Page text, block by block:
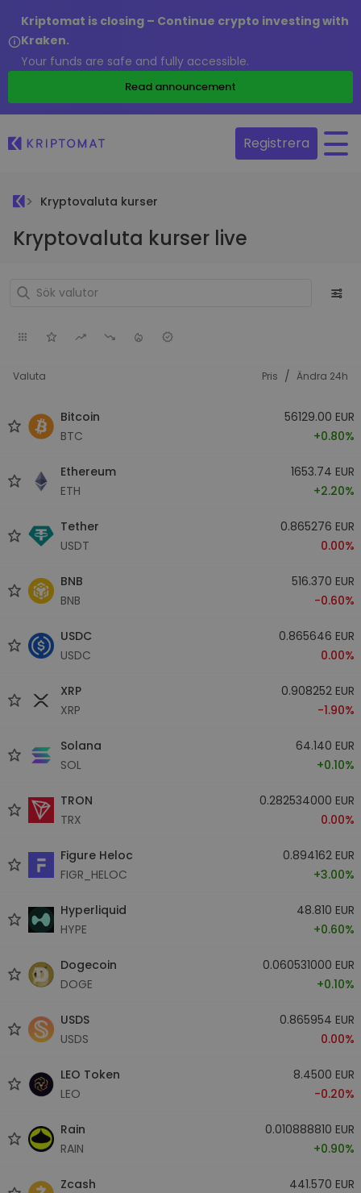
Kriptomat is closing – Continue crypto investing with
Kraken.
Your funds are safe and fully accessible.
Read announcement
Registrera
Kryptovaluta kurser
Kryptovaluta kurser live
Valuta Pris / Ändra 24h
Bitcoin
BTC
56129.00 EUR
+0.80%
Ethereum
ETH
1653.74 EUR
+2.20%
Tether
USDT
0.865276 EUR
0.00%
BNB
BNB
516.370 EUR
-0.60%
USDC
USDC
0.865646 EUR
0.00%
XRP
XRP
0.908252 EUR
-1.90%
Solana
SOL
64.140 EUR
+0.10%
TRON
TRX
0.282534000 EUR
0.00%
Figure Heloc
FIGR_HELOC
0.894162 EUR
+3.00%
Hyperliquid
HYPE
48.810 EUR
+0.60%
Dogecoin
DOGE
0.060531000 EUR
+0.10%
USDS
USDS
0.865954 EUR
0.00%
LEO Token
LEO
8.4500 EUR
-0.20%
Rain
RAIN
0.010888810 EUR
+0.90%
Zcash
441.570 EUR